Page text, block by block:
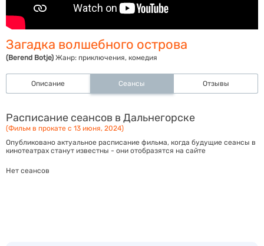
Загадка волшебного острова
(Berend Botje) Жанр: приключения, комедия
Описание Сеансы Отзывы
Расписание сеансов в Дальнегорске
(Фильм в прокате с 13 июня, 2024)
Опубликовано актуальное расписание фильма, когда будущие сеансы в
кинотеатрах станут известны - они отобразятся на сайте
Нет сеансов